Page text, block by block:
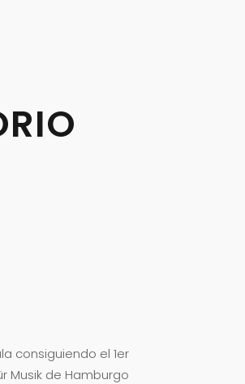
consiguiendo el 1er
Musik de Hamburgo